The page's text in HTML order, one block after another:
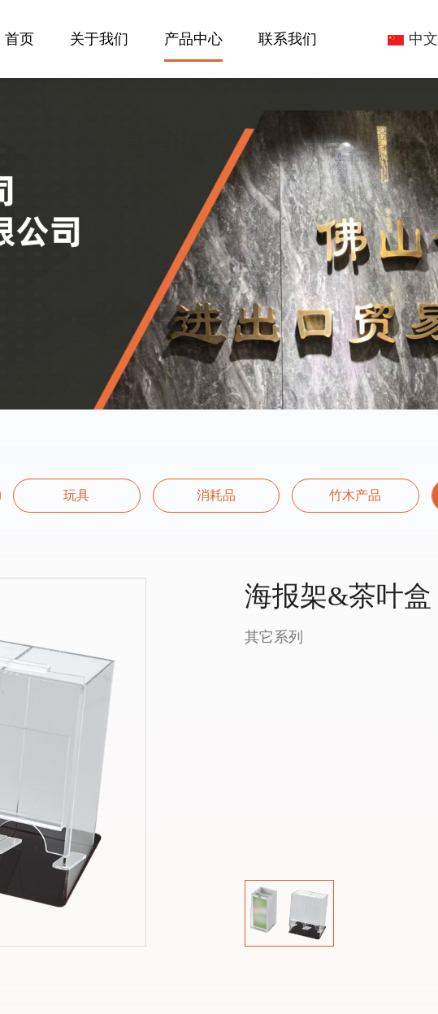
首页 关于我们 产品中心
消耗品
竹木产品
其它系列
联系我们
在线留言
中文
玩具 消耗品 竹木产品
海报架&茶叶盒
其它系列